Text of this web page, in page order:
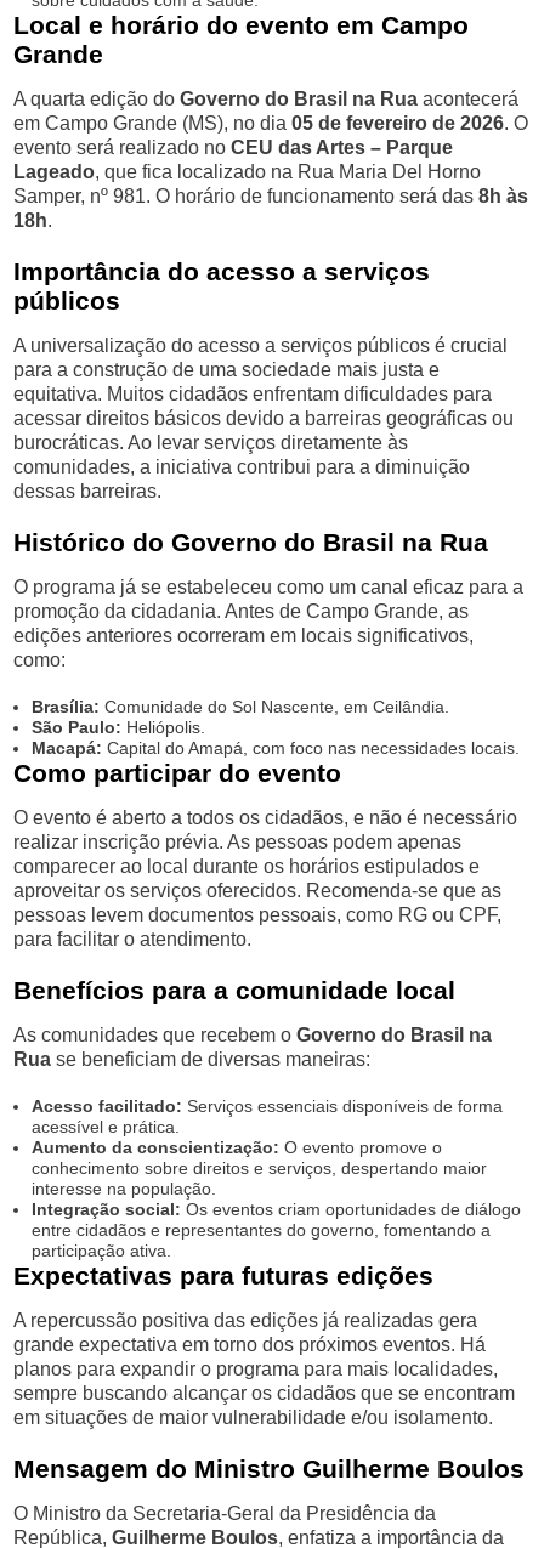
Local e horário do evento em Campo
Grande
A quarta edição doGoverno do Brasil na Rua acontecerá
em Campo Grande (MS), no dia05 de fevereiro de 2026. O
evento será realizado noCEU das Artes – Parque
Lageado, que fica localizado na Rua Maria Del Horno
Samper, nº 981. O horário de funcionamento será das8h às
18h.
Importância do acesso a serviços
públicos
A universalização do acesso a serviços públicos é crucial
para a construção de uma sociedade mais justa e
equitativa. Muitos cidadãos enfrentam dificuldades para
acessar direitos básicos devido a barreiras geográficas ou
burocráticas. Ao levar serviços diretamente às
comunidades, a iniciativa contribui para a diminuição
dessas barreiras.
Histórico do Governo do Brasil na Rua
O programa já se estabeleceu como um canal eficaz para a
promoção da cidadania. Antes de Campo Grande, as
edições anteriores ocorreram em locais significativos,
como:
Brasília: Comunidade do Sol Nascente, em Ceilândia.
São Paulo: Heliópolis.
Macapá: Capital do Amapá, com foco nas necessidades locais.
Como participar do evento
O evento é aberto a todos os cidadãos, e não é necessário
realizar inscrição prévia. As pessoas podem apenas
comparecer ao local durante os horários estipulados e
aproveitar os serviços oferecidos. Recomenda-se que as
pessoas levem documentos pessoais, como RG ou CPF,
para facilitar o atendimento.
Benefícios para a comunidade local
As comunidades que recebem oGoverno do Brasil na
Rua se beneficiam de diversas maneiras:
Acesso facilitado: Serviços essenciais disponíveis de forma
acessível e prática.
Aumento da conscientização: O evento promove o
conhecimento sobre direitos e serviços, despertando maior
interesse na população.
Integração social: Os eventos criam oportunidades de diálogo
entre cidadãos e representantes do governo, fomentando a
participação ativa.
Expectativas para futuras edições
A repercussão positiva das edições já realizadas gera
grande expectativa em torno dos próximos eventos. Há
planos para expandir o programa para mais localidades,
sempre buscando alcançar os cidadãos que se encontram
em situações de maior vulnerabilidade e/ou isolamento.
Mensagem do Ministro Guilherme Boulos
O Ministro da Secretaria-Geral da Presidência da
República,Guilherme Boulos, enfatiza a importância da